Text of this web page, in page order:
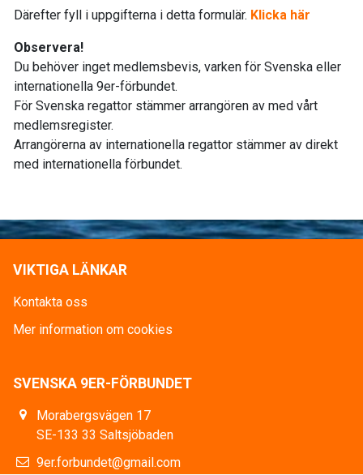
Därefter fyll i uppgifterna i detta formulär. Klicka här
Observera!
Du behöver inget medlemsbevis, varken för Svenska eller
internationella 9er-förbundet.
För Svenska regattor stämmer arrangören av med vårt
medlemsregister.
Arrangörerna av internationella regattor stämmer av direkt
med internationella förbundet.
VIKTIGA LÄNKAR
Kontakta oss
Mer information om cookies
SVENSKA 9ER-FÖRBUNDET
Morabergsvägen 17
SE-133 33 Saltsjöbaden
9er.forbundet@gmail.com